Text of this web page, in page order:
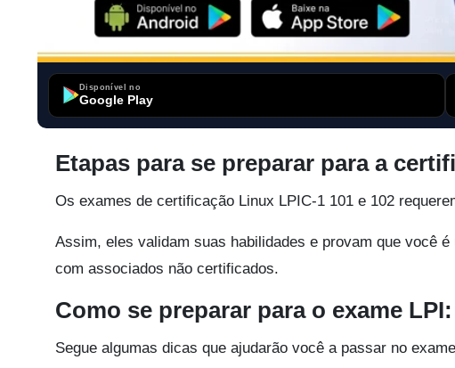
Disponível no
Google Play
Etapas para se preparar para a
Os exames de certificação Linux LPIC-1 101 e 102
Assim, eles validam suas habilidades e provam que você
com associados não certificados.
Como se preparar para o exame
Segue algumas dicas que ajudarão você a passar no